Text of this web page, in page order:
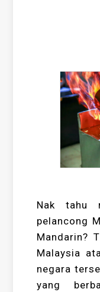
Nak tahu
pelancong
Mandarin?
Malaysia
negara
yang